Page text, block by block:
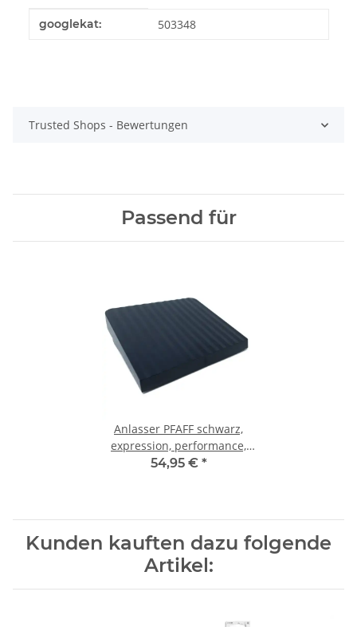
Produkteigenschaft
Wert
googlekat: 503348
Trusted Shops - Bewertungen
Passend für
Anlasser PFAFF schwarz,
expression, performance,
creative 2.0 - 720
54,95 € *
Kunden kauften dazu folgende
Artikel: